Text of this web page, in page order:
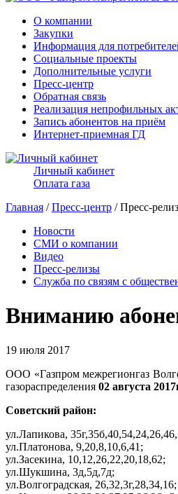
О компании
Закупки
Информация для
Социальные проекты
Дополнительные услуги
Пресс-центр
Обратная связь
Реализация непрофильных
Запись абонентов на приём
Интернет-приемная ГД
Личный кабинет
Оплата газа
Главная /Пресс-центр / Пресс-
Новости
СМИ о компании
Видео
Пресс-релизы
Служба по связям с
Вниманию
19 июля 2017
ООО «Газпром межрегионгаз
газораспределения 02 августа
Советский район:
ул.Лапикова,
ул.Платонова, 9,20,8,10,6,41;
ул.Засекина, 10,12,26,22,20,18,62;
ул.Шукшина, 3д,5д,7д;
ул.Волгоградская, 26,32,3г,28,34,16;